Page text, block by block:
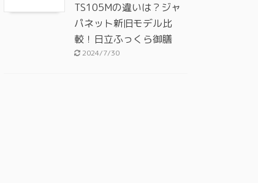
TS105Mの違いは？ジャ
パネット新旧モデル比
較！日立ふっくら御膳
2024/7/30